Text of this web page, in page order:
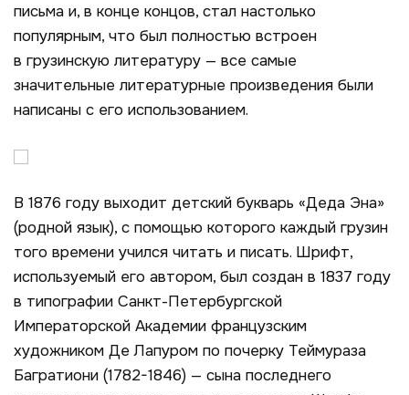
письма и, в конце концов, стал настолько
популярным, что был полностью встроен
в грузинскую литературу — все самые
значительные литературные произведения были
написаны с его использованием.
В 1876 году выходит детский букварь «Деда Эна»
(родной язык), с помощью которого каждый грузин
того времени учился читать и писать. Шрифт,
используемый его автором, был создан в 1837 году
в типографии Санкт-Петербургской
Императорской Академии французским
художником Де Лапуром по почерку Теймураза
Багратиони (1782-1846) — сына последнего